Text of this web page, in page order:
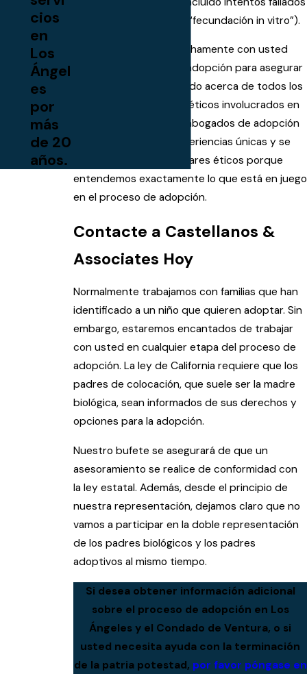
de fertilización in vitro (“fecundación in vitro”).
Vamos a trabajar estrechamente con usted
durante el proceso de adopción para asegurar
que usted esté informado acerca de todos los
aspectos financieros y éticos involucrados en
su adopción. Nuestros abogados de adopción
son sensibles a sus experiencias únicas y se
adhieren a altos estándares éticos porque
entendemos exactamente lo que está en juego
en el proceso de adopción.
Contacte a Castellanos &
Associates Hoy
Normalmente trabajamos con familias que han
identificado a un niño que quieren adoptar. Sin
embargo, estaremos encantados de trabajar
con usted en cualquier etapa del proceso de
adopción. La ley de California requiere que los
padres de colocación, que suele ser la madre
biológica, sean informados de sus derechos y
opciones para la adopción.
Nuestro bufete se asegurará de que un
asesoramiento se realice de conformidad con
la ley estatal. Además, desde el principio de
nuestra representación, dejamos claro que no
vamos a participar en la doble representación
de los padres biológicos y los padres
adoptivos al mismo tiempo.
Si desea obtener información adicional
sobre el proceso de adopción en Los
Ángeles y el Condado de Ventura, o si
usted necesita ayuda con la terminación
de la patria potestad, por favor póngase en
cios
en
Los
Ángel
es
por
más
de 20
años.